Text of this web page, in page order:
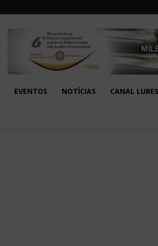
EVENTOS NOTÍCIAS CANAL LUBES